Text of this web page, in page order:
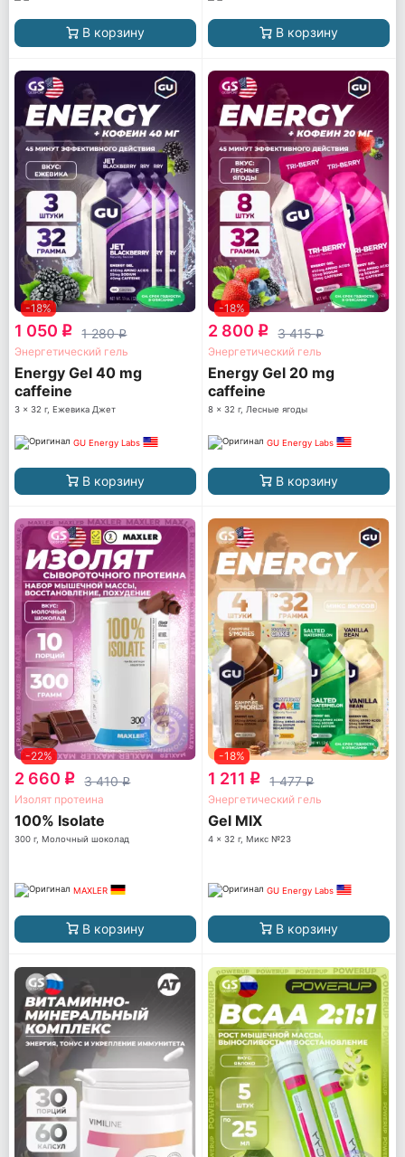
В корзину В корзину
-18%
1 050 q 1 280q
Энергетический гель
Energy Gel 40 mg
caffeine
3 x 32 г, Ежевика Джет
GU Energy Labs
В корзину
-18%
2 800 q 3 415q
Энергетический гель
Energy Gel 20 mg
caffeine
8 x 32 г, Лесные ягоды
GU Energy Labs
В корзину
-22%
2 660 q 3 410q
Изолят протеина
100% Isolate
300 г, Молочный шоколад
MAXLER
В корзину
-18%
1 211 q 1 477q
Энергетический гель
Gel MIX
4 x 32 г, Микс №23
GU Energy Labs
В корзину